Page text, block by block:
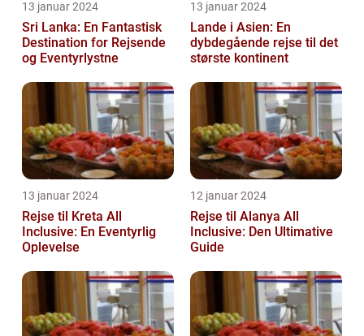
13 januar 2024
Sri Lanka: En Fantastisk
Destination for Rejsende
og Eventyrlystne
13 januar 2024
Lande i Asien: En
dybdegående rejse til det
største kontinent
13 januar 2024
Rejse til Kreta All
Inclusive: En Eventyrlig
Oplevelse
12 januar 2024
Rejse til Alanya All
Inclusive: Den Ultimative
Guide